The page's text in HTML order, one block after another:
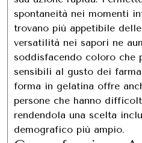
spontaneità nei momenti
trovano più appetibile
versatilità nei sapori ne
soddisfacendo coloro che
sensibili al gusto dei
forma in gelatina offre
persone che hanno
rendendola una scelta
demografico più ampio.